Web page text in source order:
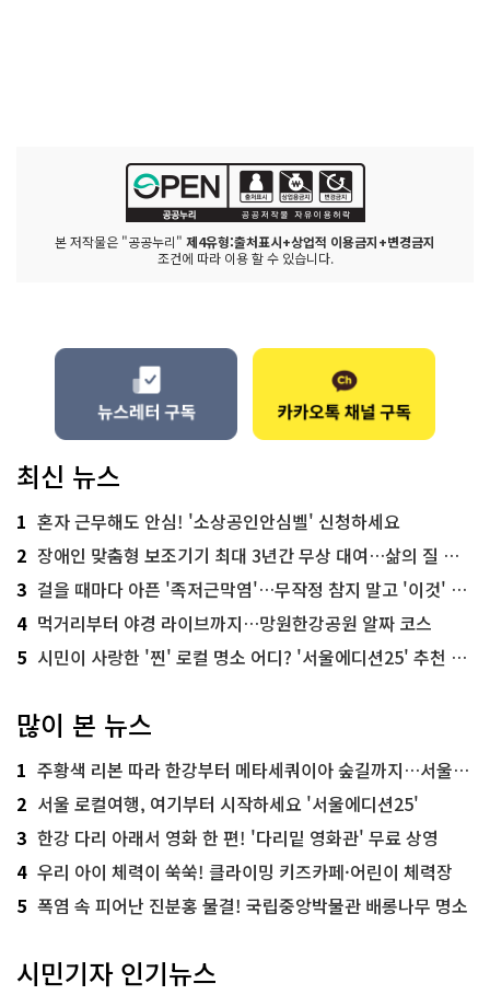
본 저작물은 "공공누리" 제4유형:출처표시+상업적 이용금지+변경금지
조건에 따라 이용 할 수 있습니다.
최신 뉴스
1 혼자 근무해도 안심! '소상공인안심벨' 신청하세요
2 장애인 맞춤형 보조기기 최대 3년간 무상 대여…삶의 질 높인다
3 걸을 때마다 아픈 '족저근막염'…무작정 참지 말고 '이것' 해보세요!
4 먹거리부터 야경 라이브까지…망원한강공원 알짜 코스
5 시민이 사랑한 '찐' 로컬 명소 어디? '서울에디션25' 추천 코스
많이 본 뉴스
1 주황색 리본 따라 한강부터 메타세쿼이아 숲길까지…서울둘레길 15코스
2 서울 로컬여행, 여기부터 시작하세요 '서울에디션25'
3 한강 다리 아래서 영화 한 편! '다리밑 영화관' 무료 상영
4 우리 아이 체력이 쑥쑥! 클라이밍 키즈카페·어린이 체력장
5 폭염 속 피어난 진분홍 물결! 국립중앙박물관 배롱나무 명소
시민기자 인기뉴스